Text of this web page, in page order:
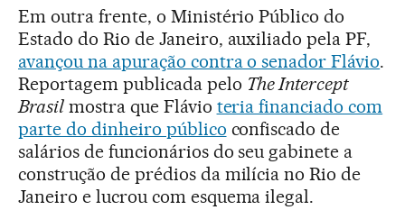
Em outra frente, o Ministério Público do
Estado do Rio de Janeiro, auxiliado pela PF,
avançou na apuração contra o senador Flávio.
Reportagem publicada pelo The Intercept
Brasilmostra que Flávio teria financiado com
parte do dinheiro público confiscado de
salários de funcionários do seu gabinete a
construção de prédios da milícia no Rio de
Janeiro e lucrou com esquema ilegal.